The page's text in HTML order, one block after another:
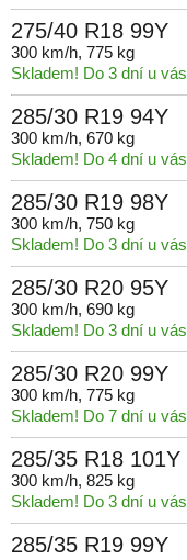
275/40 R18 99Y
300 km/h, 775 kg
Skladem! Do 3 dní u vás
285/30 R19 94Y
300 km/h, 670 kg
Skladem! Do 4 dní u vás
285/30 R19 98Y
300 km/h, 750 kg
Skladem! Do 3 dní u vás
285/30 R20 95Y
300 km/h, 690 kg
Skladem! Do 3 dní u vás
285/30 R20 99Y
300 km/h, 775 kg
Skladem! Do 7 dní u vás
285/35 R18 101Y
300 km/h, 825 kg
Skladem! Do 3 dní u vás
285/35 R19 99Y